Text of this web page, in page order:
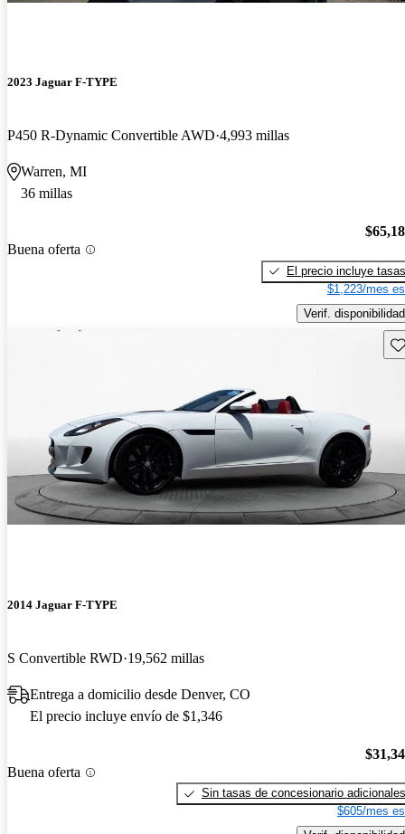
2023 Jaguar F-TYPE
P450 R-Dynamic Convertible AWD 4,993 millas
Warren, MI
36 millas
Buena oferta
El precio incluye tasas
$1,223/mes
Verif. disponibilidad
2014 Jaguar F-TYPE
S Convertible RWD 19,562 millas
Entrega a domicilio desde Denver, CO
El precio incluye envío de $1,346
Buena oferta
Sin tasas de concesionario adicionales
$605/mes